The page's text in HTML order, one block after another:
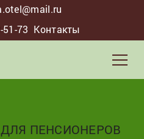
73 Контакты
ПЕНСИОНЕРОВ